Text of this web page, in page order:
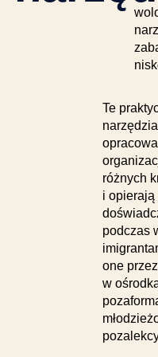
Te
różnych
i opierają
podczas
one
w